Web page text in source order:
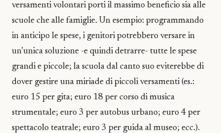
versamenti volontari porti il massimo beneficio sia alle
scuole che alle famiglie. Un esempio: programmando
in anticipo le spese, i genitori potrebbero versare in
un’unica soluzione -e quindi detrarre- tutte le spese
grandi e piccole; la scuola dal canto suo eviterebbe di
dover gestire una miriade di piccoli versamenti (es.:
euro 15 per gita; euro 18 per corso di musica
strumentale; euro 3 per autobus urbano; euro 4 per
spettacolo teatrale; euro 3 per guida al museo; ecc.).